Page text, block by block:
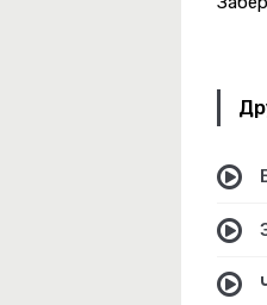
Герой Не Твоего